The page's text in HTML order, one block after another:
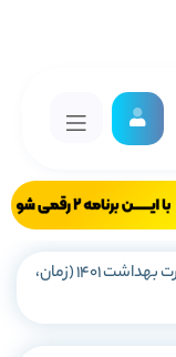
ثبت نام آزمون کارشناسی ارشد وزارت بهداشت 1401 (زمان،